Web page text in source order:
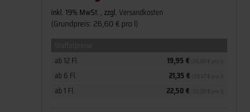
inkl. 19% MwSt. , zzgl. Versandkosten
(Grundpreis: 26,60 € pro l)
ab 1 Fl. 22,50 €
ab 6 Fl. 21,35 €
ab 12 Fl. 19,95 €